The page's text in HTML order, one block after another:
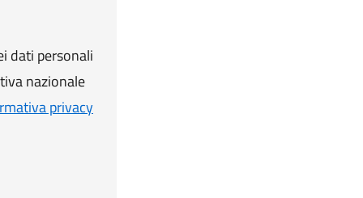
dati personali
nazionale
privacy